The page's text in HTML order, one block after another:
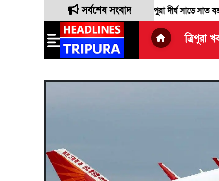
সর্বশেষ সংবাদ
প্রাক্তন লোকসভা সাংসদ রেবতী ত্রিপুরা দীর্ঘ সাড়ে সাত বছরের
ত্রিপুরা